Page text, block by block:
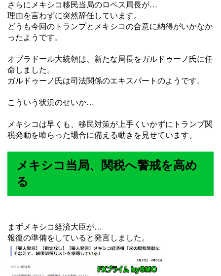
さらにメキシコ移民当局のロペス局長が…
理由を言わずに突然辞任しています。
どうも今回のトランプとメキシコの合意に納得がいかなか
ったようです。
オブラドール大統領は、新たな局長をガルドゥーノ氏に任
命しました。
ガルドゥーノ氏は司法関係のエキスパートのようです。
こういう状況のせいか…
メキシコは早くも、移民対策が上手くいかずにトランプ関
税発動を喰らった場合に備える動きを見せています。
メキシコ当局、関税へ警戒を高め
る
まずメキシコ経済大臣が…
報復の準備をしていると発言しました。